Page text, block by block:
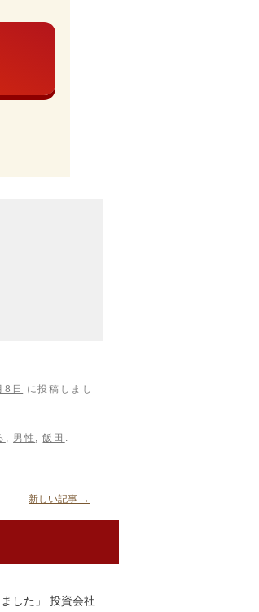
8日 に投稿しまし
, 男性 ,飯田 .
新しい記事 →
した」 投資会社